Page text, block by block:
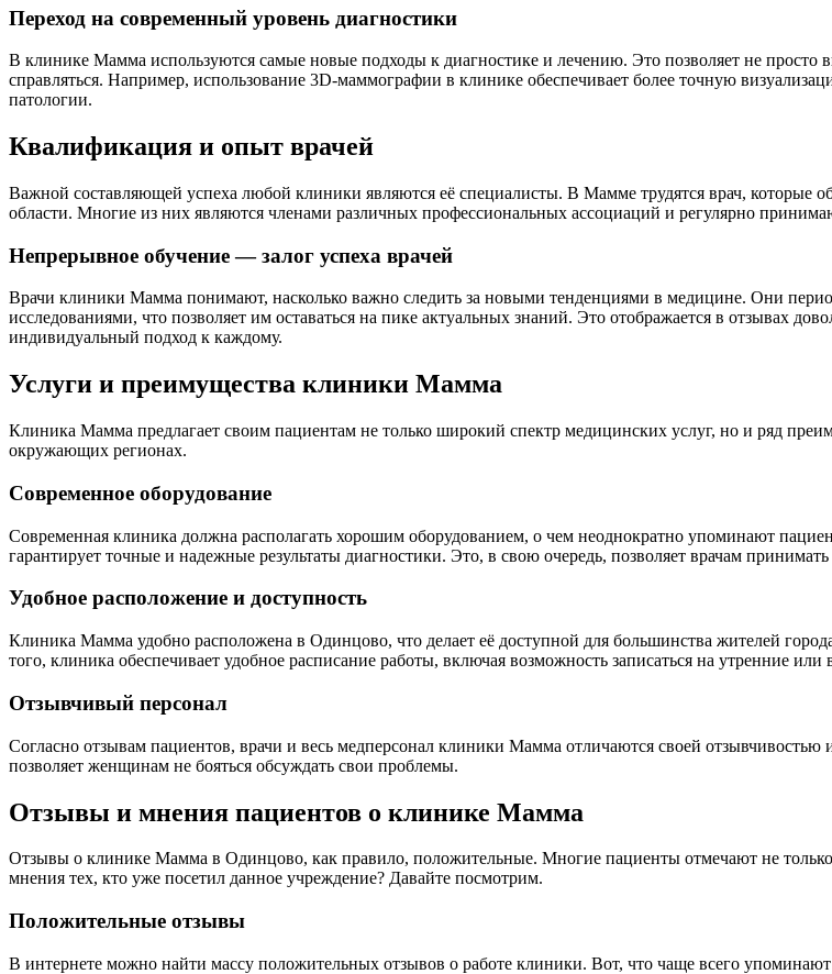
Переход на современный уровень диагностики
В клинике Мамма используются самые новые подходы к диагностике и лечению. Это позволяет не просто
справляться. Например, использование 3D-маммографии в клинике обеспечивает более точную
патологии.
Квалификация и опыт врачей
Важной составляющей успеха любой клиники являются её специалисты. В Мамме трудятся врач, которые
области. Многие из них являются членами различных профессиональных ассоциаций и регулярно
Непрерывное обучение — залог успеха врачей
Врачи клиники Мамма понимают, насколько важно следить за новыми тенденциями в медицине. Они
исследованиями, что позволяет им оставаться на пике актуальных знаний. Это отображается в отзывах
индивидуальный подход к каждому.
Услуги и преимущества клиники Мамма
Клиника Мамма предлагает своим пациентам не только широкий спектр медицинских услуг, но и ряд
окружающих регионах.
Современное оборудование
Современная клиника должна располагать хорошим оборудованием, о чем неоднократно упоминают
гарантирует точные и надежные результаты диагностики. Это, в свою очередь, позволяет врачам
Удобное расположение и доступность
Клиника Мамма удобно расположена в Одинцово, что делает её доступной для большинства жителей
того, клиника обеспечивает удобное расписание работы, включая возможность записаться на утренние
Отзывчивый персонал
Согласно отзывам пациентов, врачи и весь медперсонал клиники Мамма отличаются своей
позволяет женщинам не бояться обсуждать свои проблемы.
Отзывы и мнения пациентов о клинике Мамма
Отзывы о клинике Мамма в Одинцово, как правило, положительные. Многие пациенты отмечают не
мнения тех, кто уже посетил данное учреждение? Давайте посмотрим.
Положительные отзывы
В интернете можно найти массу положительных отзывов о работе клиники. Вот, что чаще всего